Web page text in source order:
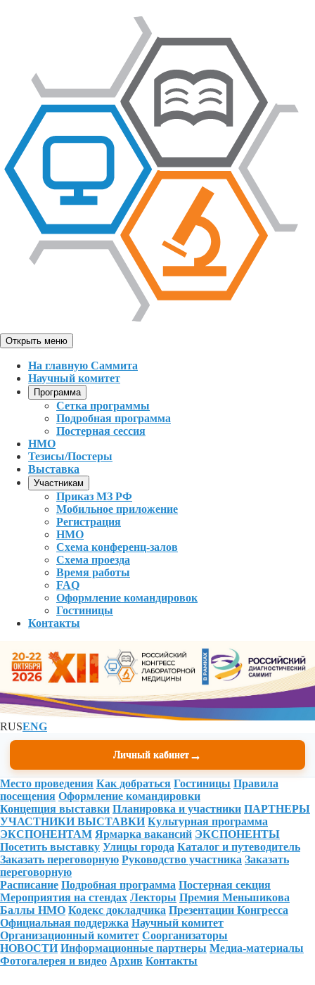
Открыть меню
На главную Саммита
Научный комитет
Программа
Сетка программы
Подробная программа
Постерная сессия
НМО
Тезисы/Постеры
Выставка
Участникам
Приказ МЗ РФ
Мобильное приложение
Регистрация
НМО
Схема конференц-залов
Схема проезда
Время работы
FAQ
Оформление командировок
Гостиницы
Контакты
RUSENG
Личный кабинет →
Место проведения Как добраться Гостиницы Правила
посещения Оформление командировки
Концепция выставки Планировка и участники ПАРТНЕРЫ
УЧАСТНИКИ ВЫСТАВКИ Культурная программа
ЭКСПОНЕНТАМ Ярмарка вакансий ЭКСПОНЕНТЫ
Посетить выставку Улицы города Каталог и путеводитель
Заказать переговорную Руководство участника Заказать
переговорную
Расписание Подробная программа Постерная секция
Мероприятия на стендах Лекторы Премия Меньшикова
Баллы НМО Кодекс докладчика Презентации Конгресса
Официальная поддержка Научный комитет
Организационный комитет Соорганизаторы
НОВОСТИ Информационные партнеры Медиа-материалы
Фотогалерея и видео Архив Контакты